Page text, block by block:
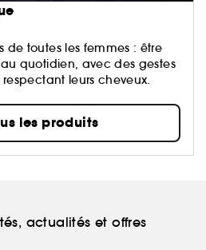
de toutes les femmes : être
quotidien, avec des gestes
leurs cheveux.
les produits
actualités et offres